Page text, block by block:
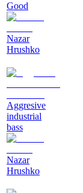
Good
Nazar
Hrushko
Aggresive
industrial
bass
Nazar
Hrushko